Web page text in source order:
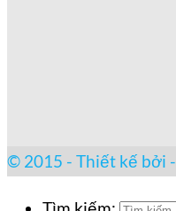
© 2015 - Thiết kế bởi -